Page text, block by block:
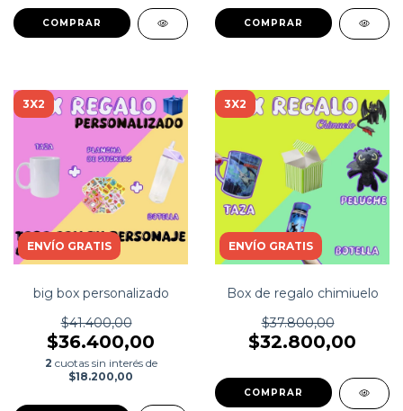
COMPRAR
3X2
ENVÍO GRATIS
big box personalizado
$41.400,00
$36.400,00
2 cuotas sin interés de
$18.200,00
3X2
ENVÍO GRATIS
Box de regalo chimiuelo
$37.800,00
$32.800,00